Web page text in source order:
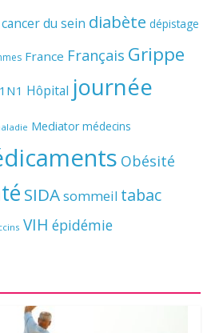
cancer du sein diabète dépistage
France Français Grippe
Hôpital journée
Mediator médecins
Obésité
SIDAsommeil tabac
VIH épidémie